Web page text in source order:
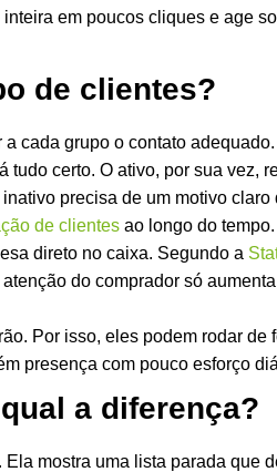
em poucos cliques e age
de clientes?
cada grupo o contato
tudo certo. O ativo, por sua vez,
precisa de um motivo claro
de clientes ao longo do
direto no caixa. Segundo a
do comprador só
Por isso, eles podem rodar de
presença com pouco esforço
a diferença?
mostra uma lista parada que